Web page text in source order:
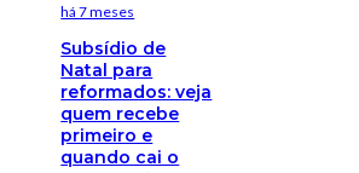
há 7 meses
Subsídio de
Natal para
reformados: veja
quem recebe
primeiro e
quando cai o